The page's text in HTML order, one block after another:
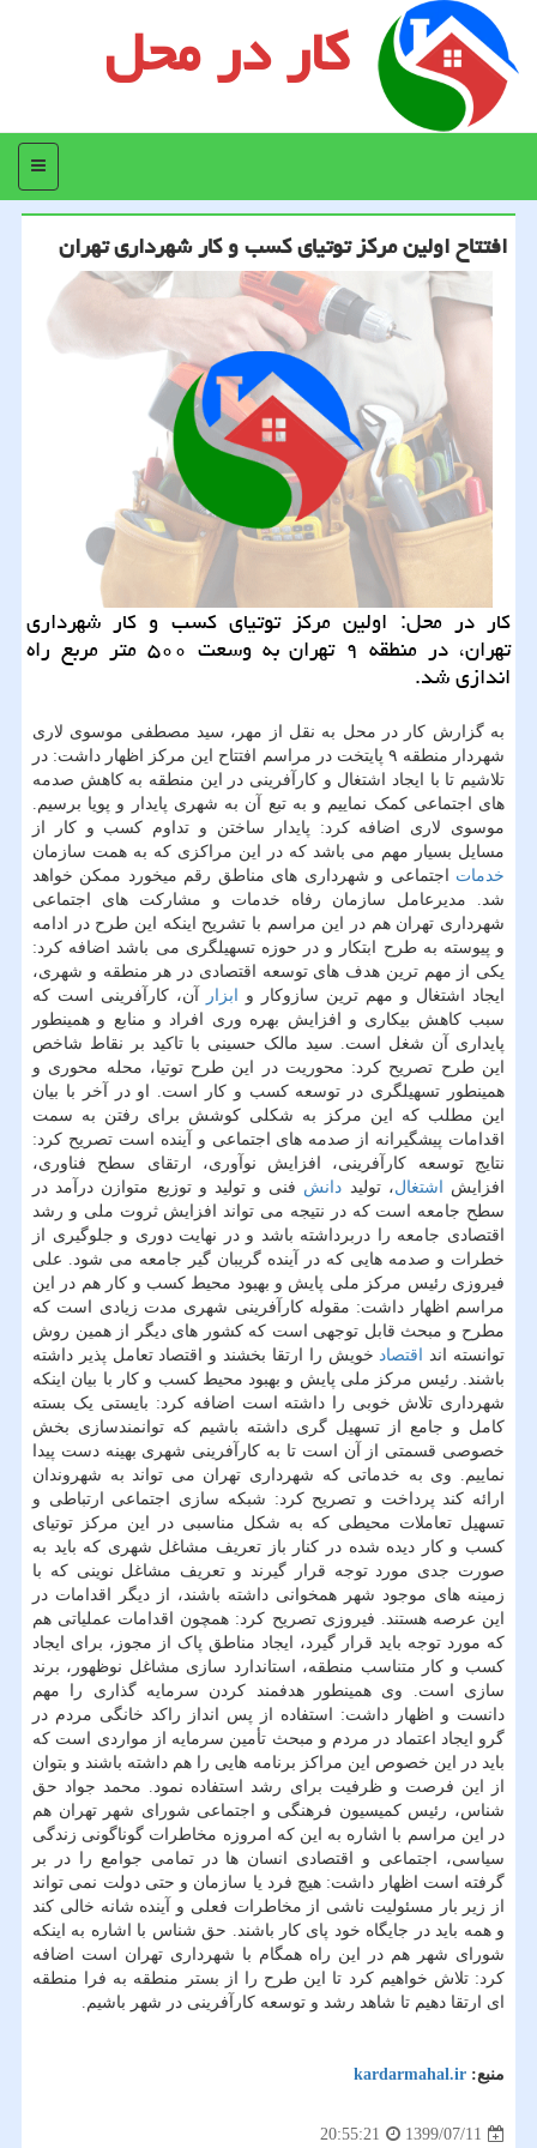
کار در محل
منو
افتتاح اولین مركز توتیای كسب و كار شهرداری تهران
كار در محل: اولین مركز توتیای كسب و كار شهرداری
تهران، در منطقه ۹ تهران به وسعت ۵۰۰ متر مربع راه
اندازی شد.
به گزارش کار در محل به نقل از مهر، سید مصطفی موسوی لاری
شهردار منطقه ۹ پایتخت در مراسم افتتاح این مرکز اظهار داشت: در
تلاشیم تا با ایجاد اشتغال و کارآفرینی در این منطقه به کاهش صدمه
های اجتماعی کمک نماییم و به تبع آن به شهری پایدار و پویا برسیم.
موسوی لاری اضافه کرد: پایدار ساختن و تداوم کسب و کار از
مسایل بسیار مهم می باشد که در این مراکزی که به همت سازمان
خدمات اجتماعی و شهرداری های مناطق رقم میخورد ممکن خواهد
شد. مدیرعامل سازمان رفاه خدمات و مشارکت های اجتماعی
شهرداری تهران هم در این مراسم با تشریح اینکه این طرح در ادامه
و پیوسته به طرح ابتکار و در حوزه تسهیلگری می باشد اضافه کرد:
یکی از مهم ترین هدف های توسعه اقتصادی در هر منطقه و شهری،
ایجاد اشتغال و مهم ترین سازوکار و ابزار
آن، کارآفرینی است که
سبب کاهش بیکاری و افزایش بهره وری افراد و منابع و همینطور
پایداری آن شغل است. سید مالک حسینی با تاکید بر نقاط شاخص
این طرح تصریح کرد: محوریت در این طرح توتیا، محله محوری و
همینطور تسهیلگری در توسعه کسب و کار است. او در آخر با بیان
این مطلب که این مرکز به شکلی کوشش برای رفتن به سمت
اقدامات پیشگیرانه از صدمه های اجتماعی و آینده است تصریح کرد:
نتایج توسعه کارآفرینی، افزایش نوآوری، ارتقای سطح فناوری،
افزایش اشتغال، تولید دانش فنی و تولید و توزیع متوازن درآمد در
سطح جامعه است که در نتیجه می تواند افزایش ثروت ملی و رشد
اقتصادی جامعه را دربرداشته باشد و در نهایت دوری و جلوگیری از
خطرات و صدمه هایی که در آینده گریبان گیر جامعه می شود. علی
فیروزی رئیس مرکز ملی پایش و بهبود محیط کسب و کار هم در این
مراسم اظهار داشت: مقوله کارآفرینی شهری مدت زیادی است که
مطرح و مبحث قابل توجهی است که کشور های دیگر از همین روش
توانسته اند اقتصاد خویش را ارتقا بخشند و اقتصاد تعامل پذیر داشته
باشند. رئیس مرکز ملی پایش و بهبود محیط کسب و کار با بیان اینکه
شهرداری تلاش خوبی را داشته است اضافه کرد: بایستی یک بسته
کامل و جامع از تسهیل گری داشته باشیم که توانمندسازی بخش
خصوصی قسمتی از آن است تا به کارآفرینی شهری بهینه دست پیدا
نماییم. وی به خدماتی که شهرداری تهران می تواند به شهروندان
ارائه کند پرداخت و تصریح کرد: شبکه سازی اجتماعی ارتباطی و
تسهیل تعاملات محیطی که به شکل مناسبی در این مرکز توتیای
کسب و کار دیده شده در کنار باز تعریف مشاغل شهری که باید به
صورت جدی مورد توجه قرار گیرند و تعریف مشاغل نوینی که با
زمینه های موجود شهر همخوانی داشته باشند، از دیگر اقدامات در
این عرصه هستند. فیروزی تصریح کرد: همچون اقدامات عملیاتی هم
که مورد توجه باید قرار گیرد، ایجاد مناطق پاک از مجوز، برای ایجاد
کسب و کار متناسب منطقه، استاندارد سازی مشاغل نوظهور، برند
سازی است. وی همینطور هدفمند کردن سرمایه گذاری را مهم
دانست و اظهار داشت: استفاده از پس انداز راکد خانگی مردم در
گرو ایجاد اعتماد در مردم و مبحث تأمین سرمایه از مواردی است که
باید در این خصوص این مراکز برنامه هایی را هم داشته باشند و بتوان
از این فرصت و ظرفیت برای رشد استفاده نمود. محمد جواد حق
شناس، رئیس کمیسیون فرهنگی و اجتماعی شورای شهر تهران هم
در این مراسم با اشاره به این که امروزه مخاطرات گوناگونی زندگی
سیاسی، اجتماعی و اقتصادی انسان ها در تمامی جوامع را در بر
گرفته است اظهار داشت: هیچ فرد یا سازمان و حتی دولت نمی تواند
از زیر بار مسئولیت ناشی از مخاطرات فعلی و آینده شانه خالی کند
و همه باید در جایگاه خود پای کار باشند. حق شناس با اشاره به اینکه
شورای شهر هم در این راه همگام با شهرداری تهران است اضافه
کرد: تلاش خواهیم کرد تا این طرح را از بستر منطقه به فرا منطقه
ای ارتقا دهیم تا شاهد رشد و توسعه کارآفرینی در شهر باشیم.
منبع: kardarmahal.ir
1399/07/11
20:55:21